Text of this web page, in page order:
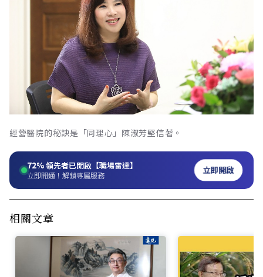
經營醫院的秘訣是「同理心」陳淑芳堅信著。
72%領先者已開啟【職場雷達】
立即開通！解鎖專屬服務 立即開啟
相關文章